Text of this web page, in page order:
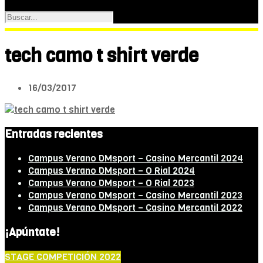
tech camo t shirt verde
16/03/2017
Entradas recientes
Campus Verano DMsport – Casino Mercantil 2024
Campus Verano DMsport – O Rial 2024
Campus Verano DMsport – O Rial 2023
Campus Verano DMsport – Casino Mercantil 2023
Campus Verano DMsport – Casino Mercantil 2022
¡Apúntate!
STAGE COMPETICIÓN 2022